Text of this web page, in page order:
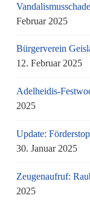
Februar 2025
Bürgerverein
12. Februar 2025
Adelheidis-
2025
Update:
30. Januar 2025
Zeugenaufruf:
2025